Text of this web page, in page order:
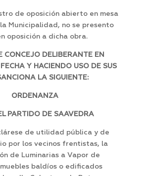
de oposición abierto en mesa
Municipalidad, no se presento
oposición a dicha obra.
CONCEJO DELIBERANTE EN
Y HACIENDO USO DE SUS
LA SIGUIENTE:
ORDENANZA
PARTIDO DE SAAVEDRA
de utilidad pública y de
por los vecinos frentistas, la
de Luminarias a Vapor de
baldíos o edificados